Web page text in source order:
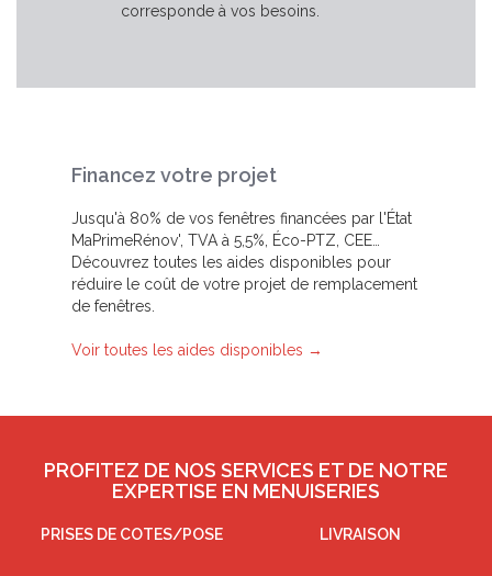
corresponde à vos besoins.
Financez votre projet
Jusqu'à 80% de vos fenêtres financées par l'État
MaPrimeRénov', TVA à 5,5%, Éco-PTZ, CEE…
Découvrez toutes les aides disponibles pour
réduire le coût de votre projet de remplacement
de fenêtres.
Voir toutes les aides disponibles →
PROFITEZ DE NOS SERVICES ET DE NOTRE
EXPERTISE EN MENUISERIES
PRISES DE COTES/POSE LIVRAISON